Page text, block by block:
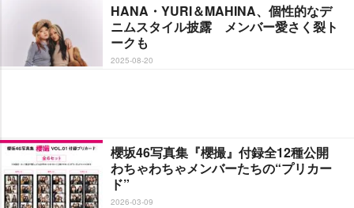
HANA・YURI＆MAHINA、個性的なデ
ニムスタイル披露 メンバー愛さく裂ト
ークも
2025-08-20
櫻坂46写真集『櫻撮』付録全12種公開
わちゃわちゃメンバーたちの“プリカー
ド”
2026-03-09